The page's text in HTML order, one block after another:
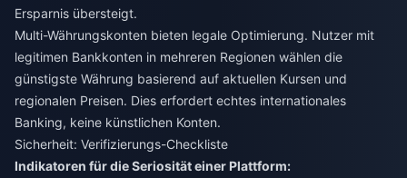
Ersparnis übersteigt.
Multi-Währungskonten bieten legale Optimierung. Nutzer mit
legitimen Bankkonten in mehreren Regionen wählen die
günstigste Währung basierend auf aktuellen Kursen und
regionalen Preisen. Dies erfordert echtes internationales
Banking, keine künstlichen Konten.
Sicherheit: Verifizierungs-Checkliste
Indikatoren für die Seriosität einer Plattform: